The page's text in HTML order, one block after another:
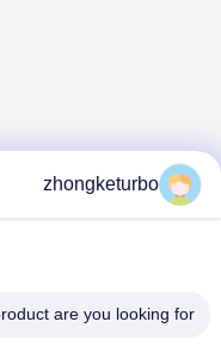
zhongketurbo
are you looking for?